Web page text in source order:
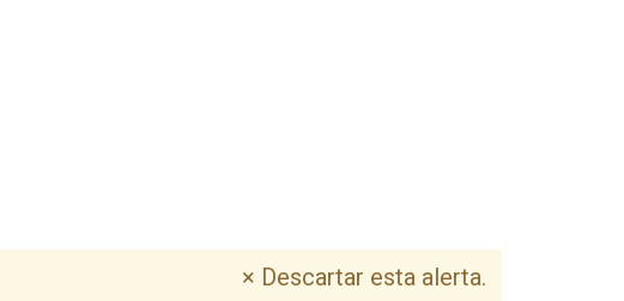
× Descartar esta alerta.